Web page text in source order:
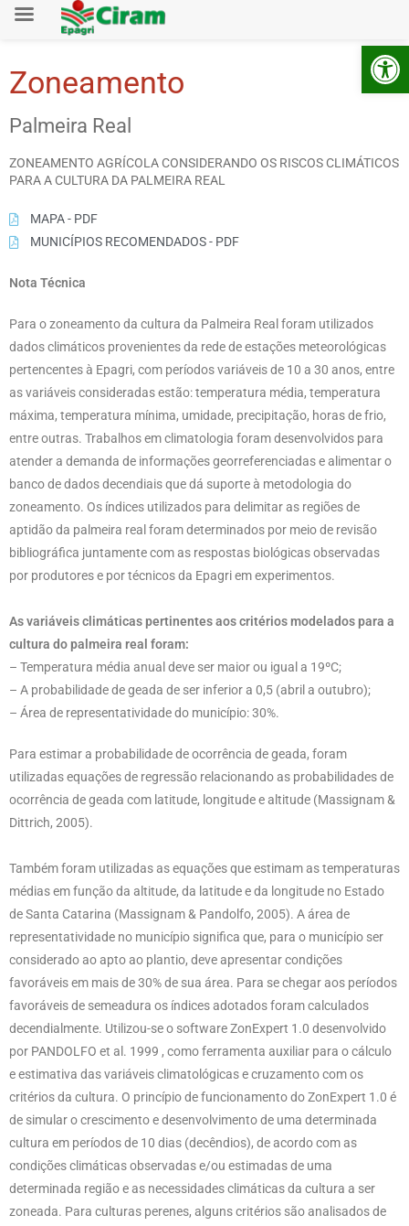
Zoneamento
Palmeira Real
ZONEAMENTO AGRÍCOLA CONSIDERANDO OS RISCOS CLIMÁTICOS
PARA A CULTURA DA PALMEIRA REAL
MAPA - PDF
MUNICÍPIOS RECOMENDADOS - PDF
Nota Técnica
Para o zoneamento da cultura da Palmeira Real foram utilizados
dados climáticos provenientes da rede de estações meteorológicas
pertencentes à Epagri, com períodos variáveis de 10 a 30 anos, entre
as variáveis consideradas estão: temperatura média, temperatura
máxima, temperatura mínima, umidade, precipitação, horas de frio,
entre outras. Trabalhos em climatologia foram desenvolvidos para
atender a demanda de informações georreferenciadas e alimentar o
banco de dados decendiais que dá suporte à metodologia do
zoneamento. Os índices utilizados para delimitar as regiões de
aptidão da palmeira real foram determinados por meio de revisão
bibliográfica juntamente com as respostas biológicas observadas
por produtores e por técnicos da Epagri em experimentos.
As variáveis climáticas pertinentes aos critérios modelados para a
cultura do palmeira real foram:
– Temperatura média anual deve ser maior ou igual a 19ºC;
– A probabilidade de geada de ser inferior a 0,5 (abril a outubro);
– Área de representatividade do município: 30%.
Para estimar a probabilidade de ocorrência de geada, foram
utilizadas equações de regressão relacionando as probabilidades de
ocorrência de geada com latitude, longitude e altitude (Massignam &
Dittrich, 2005).
Também foram utilizadas as equações que estimam as temperaturas
médias em função da altitude, da latitude e da longitude no Estado
de Santa Catarina (Massignam & Pandolfo, 2005). A área de
representatividade no município significa que, para o município ser
considerado ao apto ao plantio, deve apresentar condições
favoráveis em mais de 30% de sua área. Para se chegar aos períodos
favoráveis de semeadura os índices adotados foram calculados
decendialmente. Utilizou-se o software ZonExpert 1.0 desenvolvido
por PANDOLFO et al. 1999 , como ferramenta auxiliar para o cálculo
e estimativa das variáveis climatológicas e cruzamento com os
critérios da cultura. O princípio de funcionamento do ZonExpert 1.0 é
de simular o crescimento e desenvolvimento de uma determinada
cultura em períodos de 10 dias (decêndios), de acordo com as
condições climáticas observadas e/ou estimadas de uma
determinada região e as necessidades climáticas da cultura a ser
zoneada. Para culturas perenes, alguns critérios são analisados de